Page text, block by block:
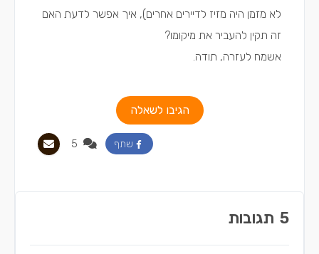
לא מזמן היה מזיז לדיירים אחרים), איך אפשר לדעת האם
זה תקין להעביר את מיקומו?
אשמח לעזרה, תודה.
הגיבו לשאלה
שתף
5 תגובות